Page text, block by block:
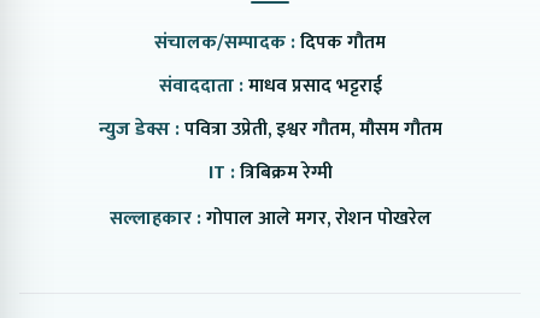
संचालक/सम्पादक :दिपक गौतम
संवाददाता :माधव प्रसाद भट्टराई
न्युज डेक्स :पवित्रा उप्रेती, इश्वर गौतम, मौसम गौतम
IT :त्रिबिक्रम रेग्मी
सल्लाहकार :गोपाल आले मगर, रोशन पोखरेल